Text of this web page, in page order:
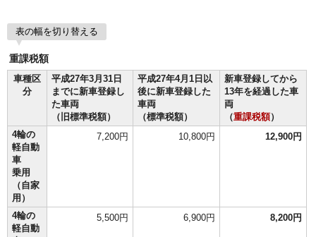
表の幅を切り替える
重課税額
車種区
分
平成27年3月31日
までに新車登録し
た車両
（旧標準税額）
平成27年4月1日以
後に新車登録した
車両
（標準税額）
新車登録してから
13年を経過した車
両
（重課税額）
4輪の
軽自動
車
乗用
（自家
用）
7,200円 10,800円 12,900円
4輪の
軽自動
5,500円 6,900円 8,200円